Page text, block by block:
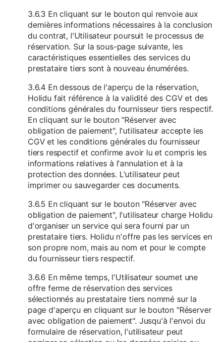
3.6.3 En cliquant sur le bouton qui renvoie aux
dernières informations nécessaires à la conclusion
du contrat, l'Utilisateur poursuit le processus de
réservation. Sur la sous-page suivante, les
caractéristiques essentielles des services du
prestataire tiers sont à nouveau énumérées.
3.6.4 En dessous de l'aperçu de la réservation,
Holidu fait référence à la validité des CGV et des
conditions générales du fournisseur tiers respectif.
En cliquant sur le bouton "Réserver avec
obligation de paiement", l'utilisateur accepte les
CGV et les conditions générales du fournisseur
tiers respectif et confirme avoir lu et compris les
informations relatives à l'annulation et à la
protection des données. L'utilisateur peut
imprimer ou sauvegarder ces documents.
3.6.5 En cliquant sur le bouton "Réserver avec
obligation de paiement", l'utilisateur charge Holidu
d'organiser un service qui sera fourni par un
prestataire tiers. Holidu n'offre pas les services en
son propre nom, mais au nom et pour le compte
du fournisseur tiers respectif.
3.6.6 En même temps, l'Utilisateur soumet une
offre ferme de réservation des services
sélectionnés au prestataire tiers nommé sur la
page d'aperçu en cliquant sur le bouton "Réserver
avec obligation de paiement". Jusqu'à l'envoi du
formulaire de réservation, l'utilisateur peut